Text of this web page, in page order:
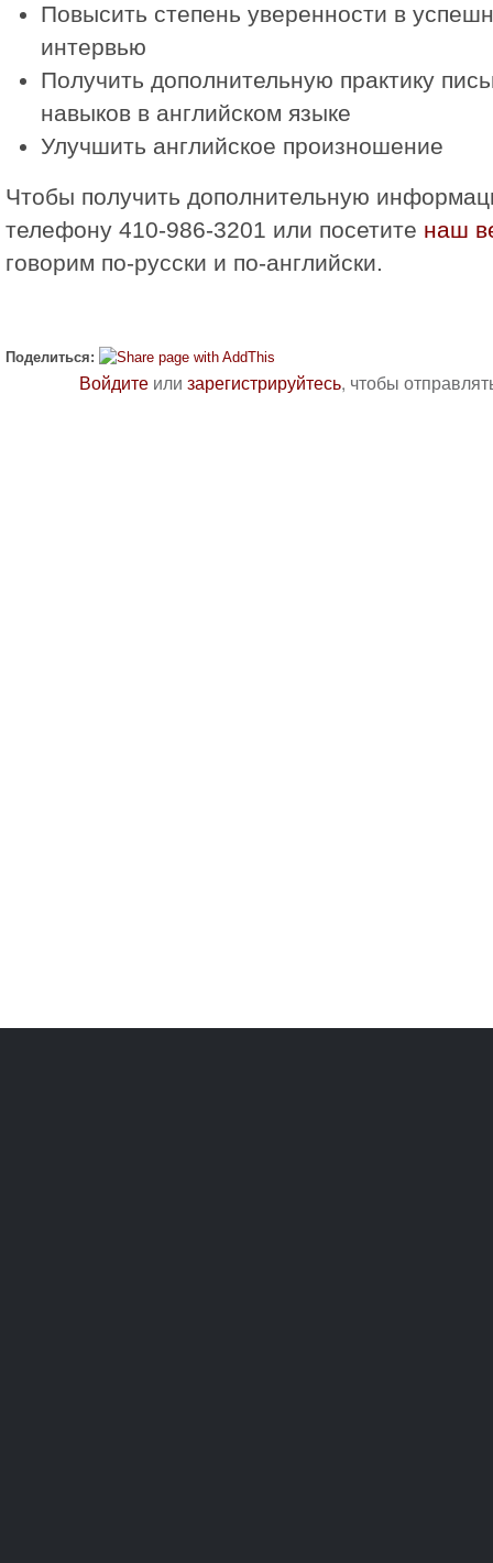
Повысить степень уверенности в
интервью
Получить дополнительную практику
навыков в английском языке
Улучшить английское произношение
Чтобы получить дополнительную
телефону 410-986-3201 или посетите наш
говорим по-русски и по-английски.
Поделиться:
Войдите илизарегистрируйтесь, чтобы